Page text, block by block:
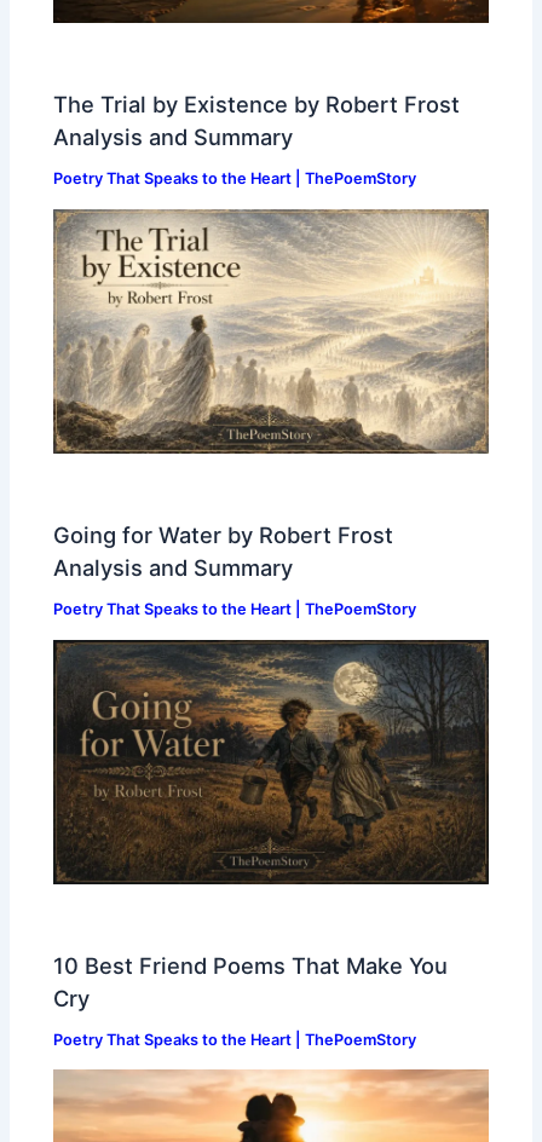
The Trial by Existence by Robert Frost
Analysis and Summary
Poetry That Speaks to the Heart | ThePoemStory
Going for Water by Robert Frost
Analysis and Summary
Poetry That Speaks to the Heart | ThePoemStory
10 Best Friend Poems That Make You
Cry
Poetry That Speaks to the Heart | ThePoemStory